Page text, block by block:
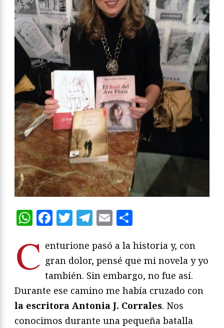
WhatsApp
Facebook
Twitter
Telegram
Email
C enturione pasó a la historia y, con
gran dolor, pensé que mi novela y yo
también. Sin embargo, no fue así.
Durante ese camino me había cruzado con
la escritora Antonia J. Corrales. Nos
conocimos durante una pequeña batalla